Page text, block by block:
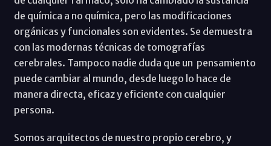
de química a no química, pero las modificaciones
orgánicas y funcionales son evidentes. Se demuestra
con las modernas técnicas de tomografías
cerebrales. Tampoco nadie duda que un pensamiento
puede cambiar al mundo, desde luego lo hace de
manera directa, eficaz y eficiente con cualquier
persona.
Somos arquitectos de nuestro propio cerebro, y